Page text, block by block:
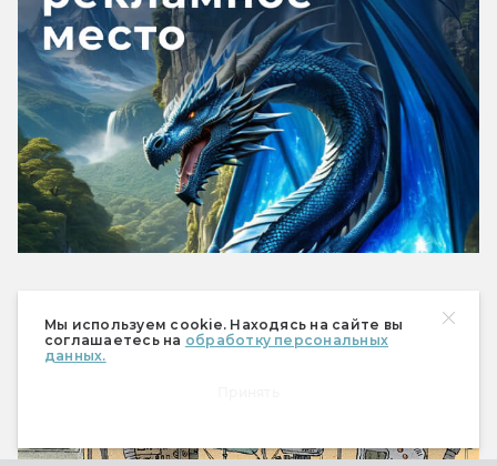
Мы используем cookie. Находясь на сайте вы
соглашаетесь на обработку персональных
данных.
Рекомендуем